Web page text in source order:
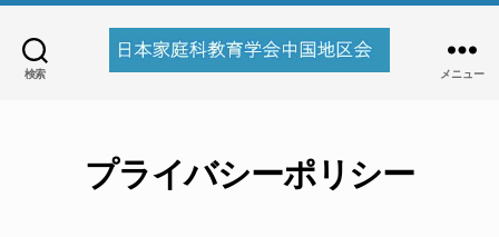
検索 メニュー
プライバシーポリシー